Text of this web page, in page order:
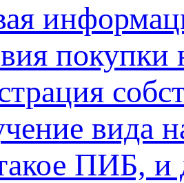
вида
ПИБ, и